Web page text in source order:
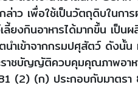
ล่าว เพื่อใช้เป็นวัตถุดิบในก
ลี้ยงกินอาหารได้มากขึ้น เป็
เข้าจากกรมปศุสัตว์ ดังนั้น
ราชบัญญัติควบคุมคุณภาพอา
(2) (ก) ประกอบกับมาตร